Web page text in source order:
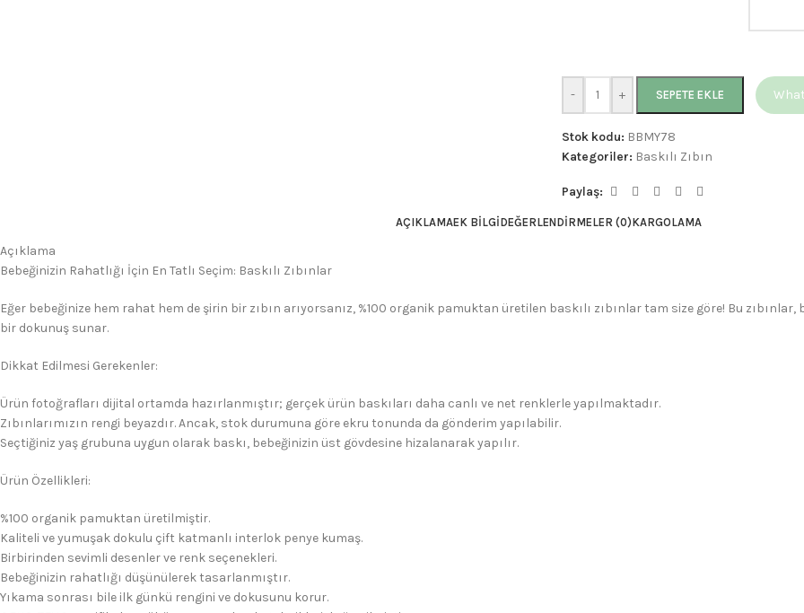
- + SEPETE EKLE
Stok kodu: BBMY78
Kategoriler: Baskılı Zıbın
Paylaş:
AÇIKLAMAEK BILGIDEĞERLENDIRMELER (0)KARGOLAMA
Açıklama
Bebeğinizin Rahatlığı İçin En Tatlı Seçim: Baskılı Zıbınlar
Eğer bebeğinize hem rahat hem de şirin bir zıbın arıyorsanız, %100 organik pamuktan üretilen baskılı zıbınlar tam size göre! Bu
bir dokunuş sunar.
Dikkat Edilmesi Gerekenler:
Ürün fotoğrafları dijital ortamda hazırlanmıştır; gerçek ürün baskıları daha canlı ve net renklerle yapılmaktadır.
Zıbınlarımızın rengi beyazdır. Ancak, stok durumuna göre ekru tonunda da gönderim yapılabilir.
Seçtiğiniz yaş grubuna uygun olarak baskı, bebeğinizin üst gövdesine hizalanarak yapılır.
Ürün Özellikleri:
%100 organik pamuktan üretilmiştir.
Kaliteli ve yumuşak dokulu çift katmanlı interlok penye kumaş.
Birbirinden sevimli desenler ve renk seçenekleri.
Bebeğinizin rahatlığı düşünülerek tasarlanmıştır.
Yıkama sonrası bile ilk günkü rengini ve dokusunu korur.